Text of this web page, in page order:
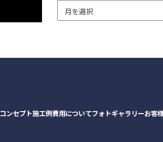
コンセプト施工例費用についてフォトギャラリーお客